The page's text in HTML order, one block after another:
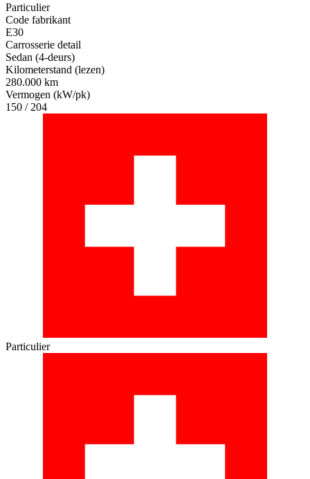
Particulier
Code fabrikant
E30
Carrosserie detail
Sedan (4-deurs)
Kilometerstand (lezen)
280.000 km
Vermogen (kW/pk)
150 / 204
Particulier